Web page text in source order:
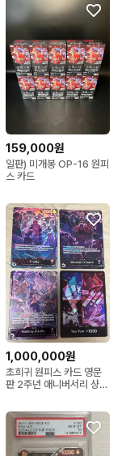
159,000원
일판) 미개봉 OP-16 원피
스 카드
1,000,000원
초희귀 원피스 카드 영문
판 2주년 애니버서리 샹크